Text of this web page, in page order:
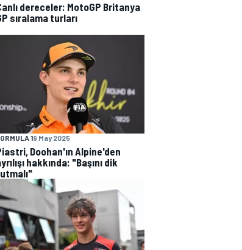
dereceler: MotoGP Britanya
sıralama turları
19 May 2025
Doohan'ın Alpine'den
hakkında: "Başını dik